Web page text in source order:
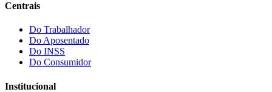
Centrais
Do Trabalhador
Do Aposentado
Do INSS
Do Consumidor
Institucional